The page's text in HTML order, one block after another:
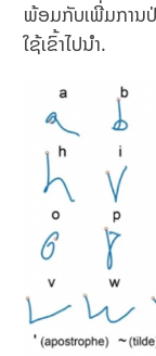
ພ້ອມກັບເພີ່ມການ
ໃຊ້ເຂົ້າໄປນຳ.